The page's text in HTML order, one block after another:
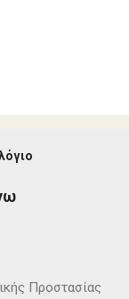
Προστασίας